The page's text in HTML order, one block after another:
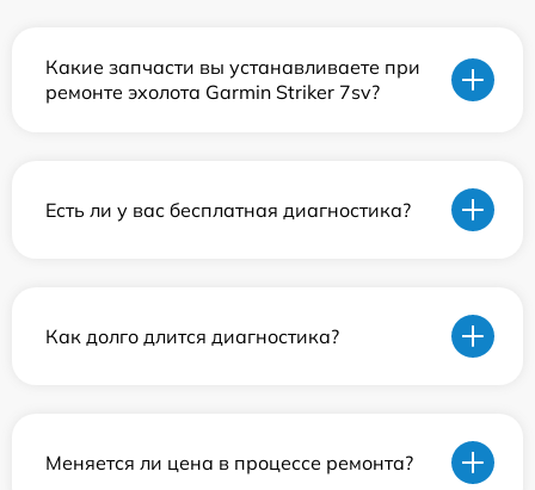
Какие запчасти вы устанавливаете при
ремонте эхолота Garmin Striker 7sv?
Есть ли у вас бесплатная диагностика?
Как долго длится диагностика?
Меняется ли цена в процессе ремонта?